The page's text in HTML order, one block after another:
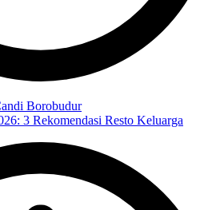
3 Rekomendasi Resto Keluarga